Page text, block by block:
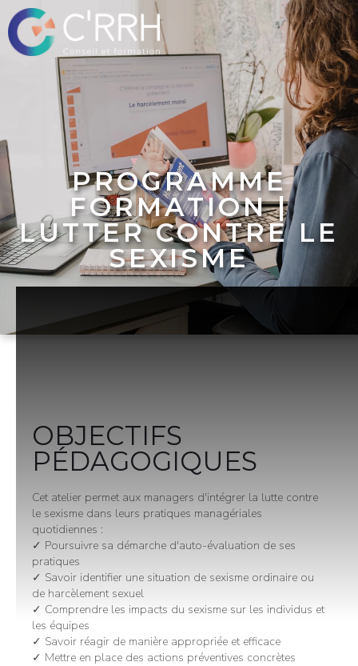
PROGRAMME
FORMATION |
LUTTER CONTRE LE
SEXISME
OBJECTIFS
PÉDAGOGIQUES
Cet atelier permet aux managers d'intégrer la lutte contre
le sexisme dans leurs pratiques managériales
quotidiennes :
✓ Poursuivre sa démarche d'auto-évaluation de ses
pratiques
✓ Savoir identifier une situation de sexisme ordinaire ou
de harcèlement sexuel
✓ Comprendre les impacts du sexisme sur les individus et
les équipes
✓ Savoir réagir de manière appropriée et efficace
✓ Mettre en place des actions préventives concrètes